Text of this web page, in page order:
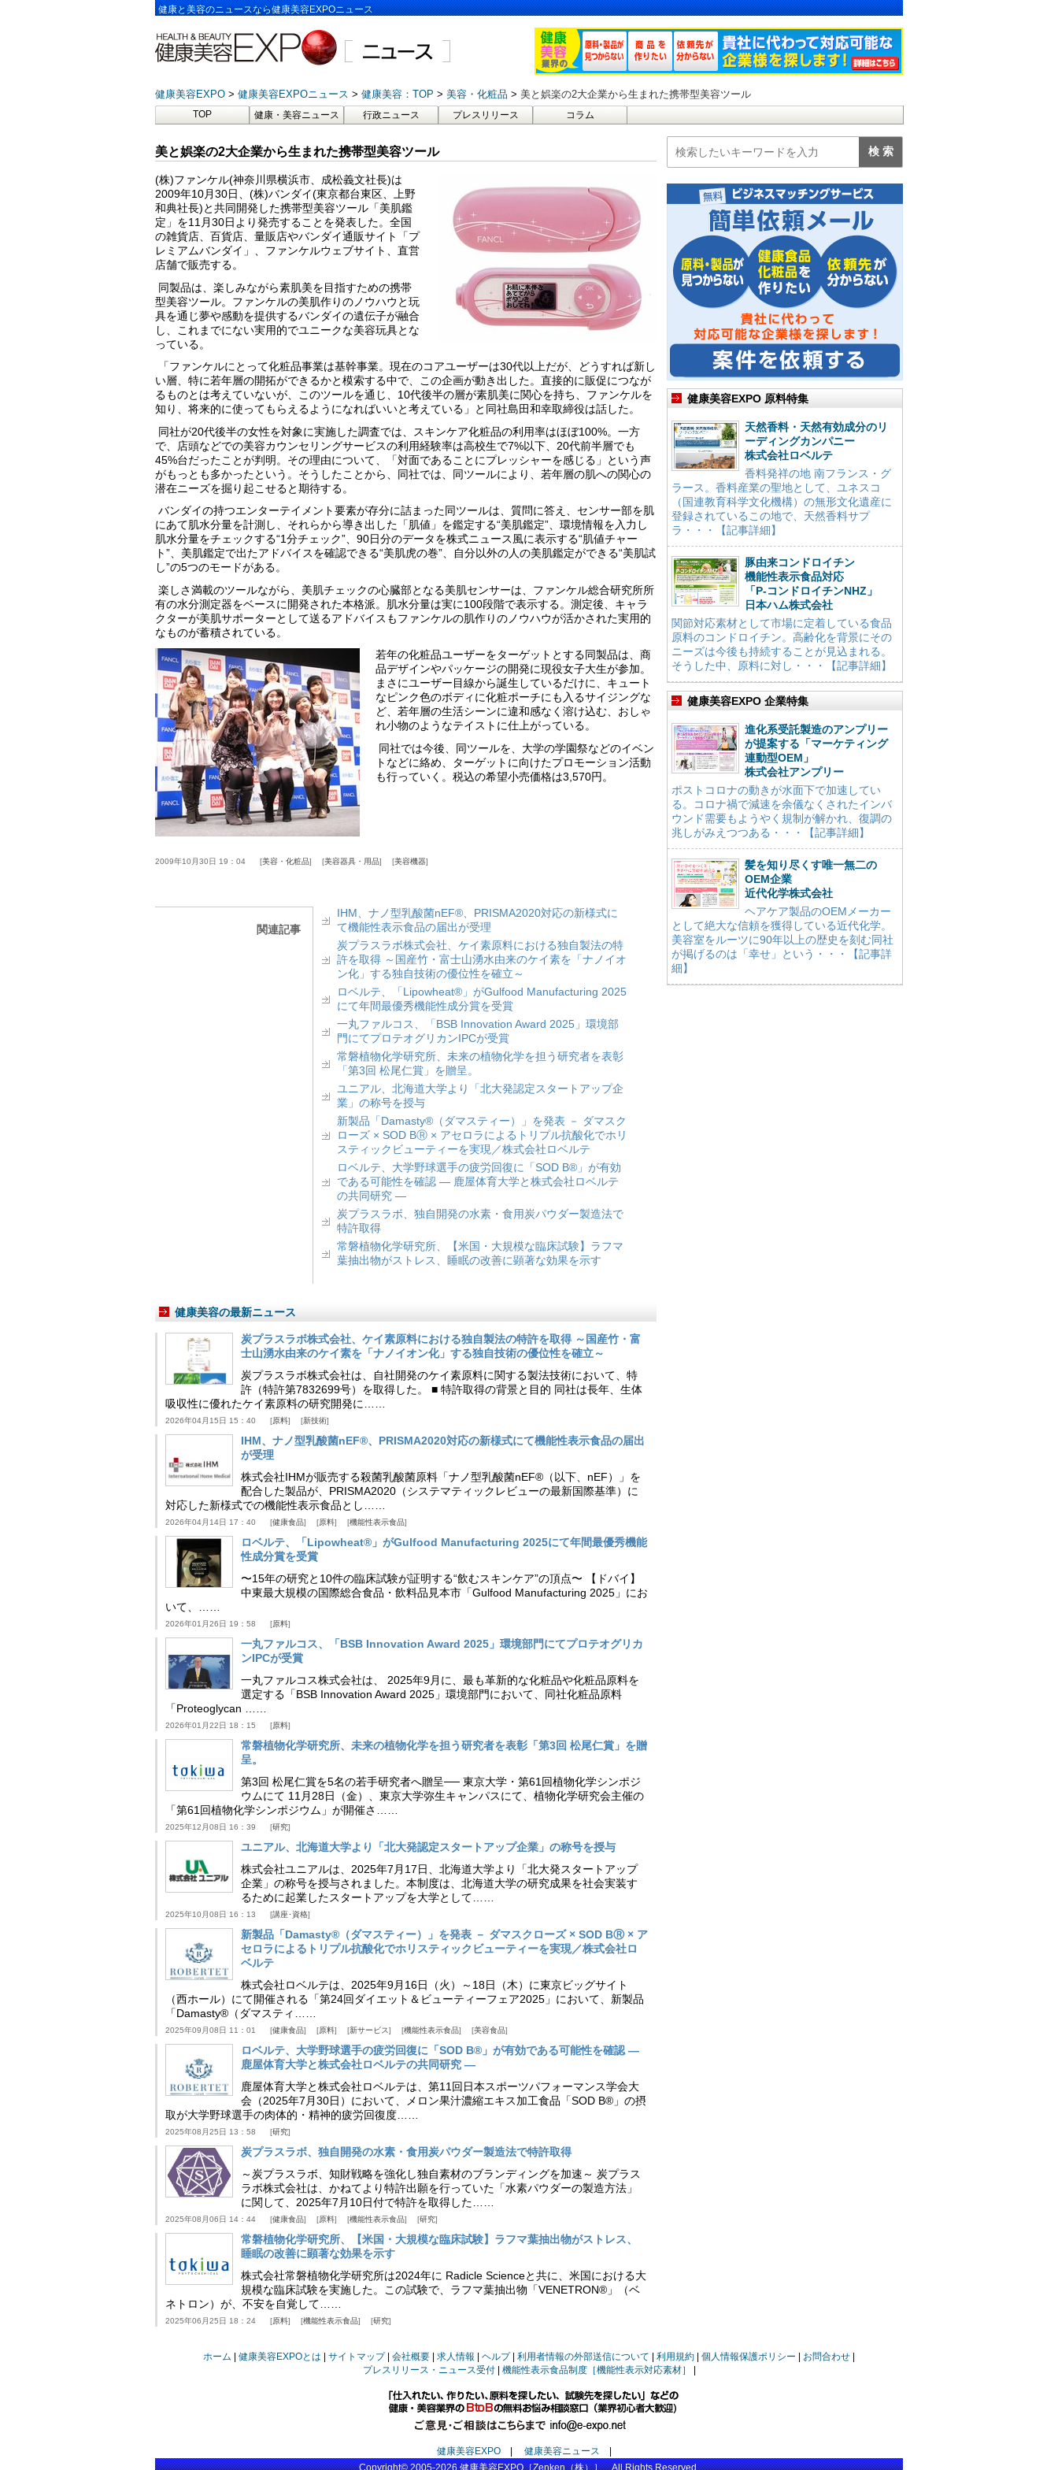
健康と美容のニュースなら健康美容EXPOニュース
健康美容EXPO 健康美容EXPOニュース 健康美容：TOP 美容・化粧品 美と娯楽の2大企業から生まれた携帯型美容ツール
TOP 健康・美容ニュース 行政ニュース プレスリリース コラム
美と娯楽の2大企業から生まれた携帯型美容ツール
(株)ファンケル(神奈川県横浜市、成松義文社長)は
2009年10月30日、 (株)バンダイ(東京都台東区、上野
和典社長)と共同開発した携帯型美容ツール「美肌鑑
定」を11 月30日より発売することを発表した。全国
の雑貨店、百貨店、量販店やバンダイ通販サイト「プ
レミアムバンダイ」、ファンケルウェブサイト、直営
店舗で販売する。
同製品は、楽しみながら素肌美を目指すための携帯
型美容ツール。ファンケルの美肌作りのノウハウと玩
具を通じ夢や感動を提供するバンダイの遺伝子が融合
し、これまでにない実用的でユニークな美容玩具とな
っている。
「ファンケルにとって化粧品事業は基幹事業。現在のコアユーザーは30代以上だが、どうすれば新し
い層、特に若年層の開拓ができるかと模索する中で、この企画が動き出した。直接的に販促につなが
るものとは考えていないが、このツールを通じ、 10代後半の層が素肌美に関心を持ち、ファンケルを
知り、将来的に使ってもらえるようになればいいと考えている」と同社島田和幸取締役は話した。
同社が20代後半の女性を対象に実施した調査では、スキンケア化粧品の利用率はほぼ100%。一方
で、店頭などでの美容カウンセリングサービスの利用経験率は高校生で7%以下、 20代前半層でも
45%台だったことが判明。その理由について、「対面であることにプレッシャーを感じる」という声
がもっとも多かったという。そうしたことから、同社では、同ツールにより、若年層の肌への関心の
潜在ニーズを掘り起こせると期待する。
バンダイの持つエンターテイメント要素が存分に詰まった同ツールは、質問に答え、センサー部を肌
にあて肌水分量を計測し、それらから導き出した「肌値」を鑑定する“美肌鑑定”、環境情報を入力し
肌水分量をチェックする“1分チェック”、 90日分のデータを株式ニュース風に表示する“肌値チャー
ト”、美肌鑑定で出たアドバイスを確認できる“美肌虎の巻”、自分以外の人の美肌鑑定ができる“美肌試
し”の5つのモードがある。
楽しさ満載のツールながら、美肌チェックの心臓部となる美肌センサーは、ファンケル総合研究所所
有の水分測定器をベースに開発された本格派。肌水分量は実に100段階で表示する。測定後、キャラ
クターが美肌サポーターとして送るアドバイスもファンケルの肌作りのノウハウが活かされた実用的
なものが蓄積されている。
若年の化粧品ユーザーをターゲットとする同製品は、商
品デザインやパッケージの開発に現役女子大生が参加。
まさにユーザー目線から誕生しているだけに、キュート
なピンク色のボディに化粧ポーチにも入るサイジングな
ど、若年層の生活シーンに違和感なく溶け込む、おしゃ
れ小物のようなテイストに仕上がっている。
同社では今後、同ツールを、大学の学園祭などのイベン
トなどに絡め、ターゲットに向けたプロモーション活動
も行っていく。税込の希望小売価格は3,570円。
2009年10月30日 19：04 美容・化粧品 美容器具・用品 美容機器
関連記事
IHM、ナノ型乳酸菌nEF®、PRISMA2020対応の新様式に
て機能性表示食品の届出が受理
炭プラスラボ株式会社、ケイ素原料における独自製法の特
許を取得 ～国産竹・富士山湧水由来のケイ素を「ナノイオ
ン化」する独自技術の優位性を確立～
ロベルテ、「Lipowheat®」がGulfood Manufacturing 2025
にて年間最優秀機能性成分賞を受賞
一丸ファルコス、「BSB Innovation Award 2025」環境部
門にてプロテオグリカンIPCが受賞
常磐植物化学研究所、未来の植物化学を担う研究者を表彰
「第3回 松尾仁賞」を贈呈。
ユニアル、北海道大学より「北大発認定スタートアップ企
業」の称号を授与
新製品「Damasty®（ダマスティー）」を発表 － ダマスク
ローズ × SOD BⓇ × アセロラによるトリプル抗酸化でホリ
スティックビューティーを実現／株式会社ロベルテ
ロベルテ、大学野球選手の疲労回復に「SOD B®」が有効
である可能性を確認 ― 鹿屋体育大学と株式会社ロベルテ
の共同研究 ―
炭プラスラボ、独自開発の水素・食用炭パウダー製造法で
特許取得
常磐植物化学研究所、【米国・大規模な臨床試験】ラフマ
葉抽出物がストレス、睡眠の改善に顕著な効果を示す
健康美容の最新ニュース
炭プラスラボ株式会社、ケイ素原料における独自製法の特許を取得 ～国産竹・富
士山湧水由来のケイ素を「ナノイオン化」する独自技術の優位性を確立～
炭プラスラボ株式会社は、自社開発のケイ素原料に関する製法技術において、特
許（特許第7832699号）を取得した。 ■ 特許取得の背景と目的 同社は長年、生体
吸収性に優れたケイ素原料の研究開発に……
2026年04月15日 15：40 原料 新技術
IHM、ナノ型乳酸菌nEF®、PRISMA2020対応の新様式にて機能性表示食品の届出
が受理
株式会社IHMが販売する殺菌乳酸菌原料「ナノ型乳酸菌nEF®（以下、nEF）」を
配合した製品が、PRISMA2020（システマティックレビューの最新国際基準）に
対応した新様式での機能性表示食品とし……
2026年04月14日 17：40 健康食品 原料 機能性表示食品
ロベルテ、「Lipowheat®」がGulfood Manufacturing 2025にて年間最優秀機能
性成分賞を受賞
〜15年の研究と10件の臨床試験が証明する“飲むスキンケア”の頂点〜 【ドバイ】
中東最大規模の国際総合食品・飲料品見本市「Gulfood Manufacturing 2025」にお
いて、……
2026年01月26日 19：58 原料
一丸ファルコス、「BSB Innovation Award 2025」環境部門にてプロテオグリカ
ンIPCが受賞
一丸ファルコス株式会社は、 2025年9月に、最も革新的な化粧品や化粧品原料を
選定する「BSB Innovation Award 2025」環境部門において、同社化粧品原料
「Proteoglycan ……
2026年01月22日 18：15 原料
常磐植物化学研究所、未来の植物化学を担う研究者を表彰「第3回 松尾仁賞」を贈
呈。
第3回 松尾仁賞を5名の若手研究者へ贈呈── 東京大学・第61回植物化学シンポジ
ウムにて 11月28日（金）、東京大学弥生キャンパスにて、植物化学研究会主催の
「第61回植物化学シンポジウム」が開催さ……
2025年12月08日 16：39 研究
ユニアル、北海道大学より「北大発認定スタートアップ企業」の称号を授与
株式会社ユニアルは、2025年7月17日、北海道大学より「北大発スタートアップ
企業」の称号を授与されました。本制度は、北海道大学の研究成果を社会実装す
るために起業したスタートアップを大学として……
2025年10月08日 16：13 講座･資格
新製品「Damasty®（ダマスティー）」を発表 － ダマスクローズ × SOD BⓇ × ア
セロラによるトリプル抗酸化でホリスティックビューティーを実現／株式会社ロ
ベルテ
株式会社ロベルテは、2025年9月16日（火）～18日（木）に東京ビッグサイト
（西ホール）にて開催される「第24回ダイエット＆ビューティーフェア2025」において、新製品
「Damasty®（ダマスティ……
2025年09月08日 11：01 健康食品 原料 新サービス 機能性表示食品 美容食品
ロベルテ、大学野球選手の疲労回復に「SOD B®」が有効である可能性を確認 ―
鹿屋体育大学と株式会社ロベルテの共同研究 ―
鹿屋体育大学と株式会社ロベルテは、第11回日本スポーツパフォーマンス学会大
会（2025年7月30日）において、メロン果汁濃縮エキス加工食品「SOD B®」の摂
取が大学野球選手の肉体的・精神的疲労回復度……
2025年08月25日 13：58 研究
炭プラスラボ、独自開発の水素・食用炭パウダー製造法で特許取得
～炭プラスラボ、知財戦略を強化し独自素材のブランディングを加速～ 炭プラス
ラボ株式会社は、かねてより特許出願を行っていた「水素パウダーの製造方法」
に関して、2025年7月10日付で特許を取得した……
2025年08月06日 14：44 健康食品 原料 機能性表示食品 研究
常磐植物化学研究所、【米国・大規模な臨床試験】ラフマ葉抽出物がストレス、
睡眠の改善に顕著な効果を示す
株式会社常磐植物化学研究所は2024年に Radicle Scienceと共に、米国における大
規模な臨床試験を実施した。この試験で、ラフマ葉抽出物「VENETRON®」（ベ
ネトロン）が、不安を自覚して……
2025年06月25日 18：24 原料 機能性表示食品 研究
健康美容EXPO 原料特集
天然香料・天然有効成分のリ
ーディングカンパニー
株式会社ロベルテ
香料発祥の地 南フランス・グ
ラース。香料産業の聖地として、ユネスコ
（国連教育科学文化機構）の無形文化遺産に
登録されているこの地で、天然香料サプ
ラ・・・【記事詳細】
豚由来コンドロイチン
機能性表示食品対応
「P-コンドロイチンNHZ」
日本ハム株式会社
関節対応素材として市場に定着している食品
原料のコンドロイチン。高齢化を背景にその
ニーズは今後も持続することが見込まれる。
そうした中、原料に対し・・・【記事詳細】
健康美容EXPO 企業特集
進化系受託製造のアンプリー
が提案する「マーケティング
連動型OEM」
株式会社アンプリー
ポストコロナの動きが水面下で加速してい
る。コロナ禍で減速を余儀なくされたインバ
ウンド需要もようやく規制が解かれ、復調の
兆しがみえつつある・・・【記事詳細】
髪を知り尽くす唯一無二の
OEM企業
近代化学株式会社
ヘアケア製品のOEMメーカー
として絶大な信頼を獲得している近代化学。
美容室をルーツに90年以上の歴史を刻む同社
が掲げるのは「幸せ」という・・・【記事詳
細】
ホーム 健康美容EXPOとは サイトマップ 会社概要 求人情報 ヘルプ 利用者情報の外部送信について 利用規約 個人情報保護ポリシー
お問合わせ
プレスリリース・ニュース受付
機能性表示食品制度［機能性表示対応素材］
健康美容EXPO 健康美容ニュース
Copyright© 2005-2026健康美容EXPO［Zenken（株）］ All Rights Reserved.